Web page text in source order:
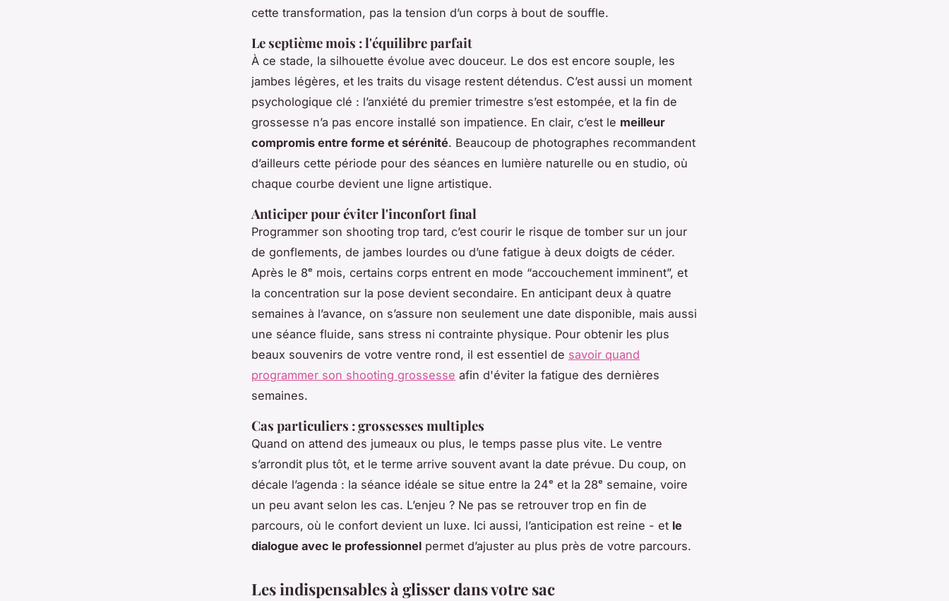
cette transformation, pas la tension d’un corps à bout de souffle.
Le septième mois : l'équilibre parfait
À ce stade, la silhouette évolue avec douceur. Le dos est encore souple, les
jambes légères, et les traits du visage restent détendus. C’est aussi un moment
psychologique clé : l’anxiété du premier trimestre s’est estompée, et la fin de
grossesse n’a pas encore installé son impatience. En clair, c’est le meilleur
compromis entre forme et sérénité. Beaucoup de photographes recommandent
d’ailleurs cette période pour des séances en lumière naturelle ou en studio, où
chaque courbe devient une ligne artistique.
Anticiper pour éviter l'inconfort final
Programmer son shooting trop tard, c’est courir le risque de tomber sur un jour
de gonflements, de jambes lourdes ou d’une fatigue à deux doigts de céder.
Après le 8ᵉ mois, certains corps entrent en mode “accouchement imminent”, et
la concentration sur la pose devient secondaire. En anticipant deux à quatre
semaines à l’avance, on s’assure non seulement une date disponible, mais aussi
une séance fluide, sans stress ni contrainte physique. Pour obtenir les plus
beaux souvenirs de votre ventre rond, il est essentiel de savoir quand
programmer son shooting grossesse afin d'éviter la fatigue des dernières
semaines.
Cas particuliers : grossesses multiples
Quand on attend des jumeaux ou plus, le temps passe plus vite. Le ventre
s’arrondit plus tôt, et le terme arrive souvent avant la date prévue. Du coup, on
décale l’agenda : la séance idéale se situe entre la 24ᵉ et la 28ᵉ semaine, voire
un peu avant selon les cas. L’enjeu ? Ne pas se retrouver trop en fin de
parcours, où le confort devient un luxe. Ici aussi, l’anticipation est reine - et le
dialogue avec le professionnel permet d’ajuster au plus près de votre parcours.
Les indispensables à glisser dans votre sac